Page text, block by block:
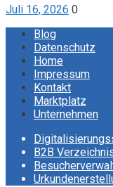
Juli 16, 2026 0
Blog
Datenschutz
Home
Impressum
Kontakt
Marktplatz
Unternehmen
B2B